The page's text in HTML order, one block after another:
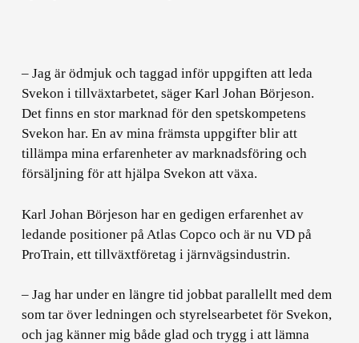
– Jag är ödmjuk och taggad inför uppgiften att leda
Svekon i tillväxtarbetet, säger Karl Johan Börjeson.
Det finns en stor marknad för den spetskompetens
Svekon har. En av mina främsta uppgifter blir att
tillämpa mina erfarenheter av marknadsföring och
försäljning för att hjälpa Svekon att växa.
Karl Johan Börjeson har en gedigen erfarenhet av
ledande positioner på Atlas Copco och är nu VD på
ProTrain, ett tillväxtföretag i järnvägsindustrin.
– Jag har under en längre tid jobbat parallellt med dem
som tar över ledningen och styrelsearbetet för Svekon,
och jag känner mig både glad och trygg i att lämna